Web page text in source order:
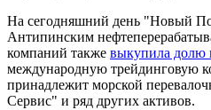
На сегодняшний день "Новый
Антипинским
компаний также выкупила
международную трейдинговую
принадлежит морской
Сервис" и ряд других активов.